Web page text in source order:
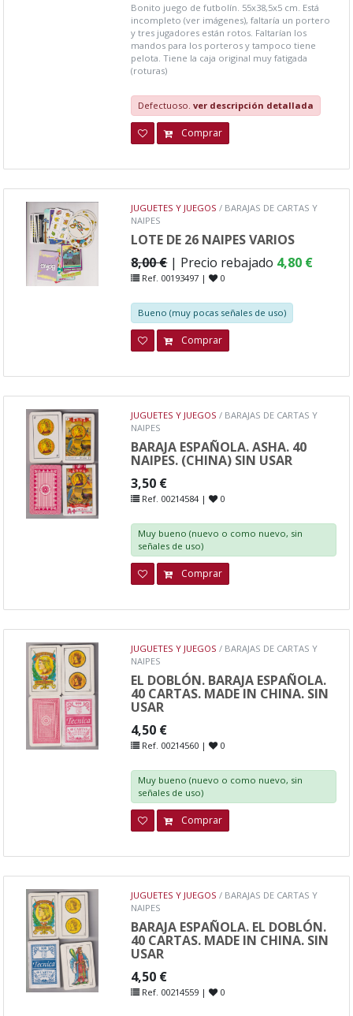
Bonito juego de futbolín. 55x38,5x5 cm. Está
incompleto (ver imágenes), faltaría un portero
y tres jugadores están rotos. Faltarían los
mandos para los porteros y tampoco tiene
pelota. Tiene la caja original muy fatigada
(roturas)
Defectuoso.ver descripción detallada
Comprar
JUGUETES Y JUEGOS / BARAJAS DE CARTAS Y
NAIPES
LOTE DE 26 NAIPES VARIOS
8,00 € | Precio rebajado 4,80 €
Ref. 00193497 | 0
Bueno (muy pocas señales de uso)
Comprar
JUGUETES Y JUEGOS / BARAJAS DE CARTAS Y
NAIPES
BARAJA ESPAÑOLA. ASHA. 40
NAIPES. (CHINA) SIN USAR
3,50 €
Ref. 00214584 | 0
Muy bueno (nuevo o como nuevo, sin
señales de uso)
Comprar
JUGUETES Y JUEGOS / BARAJAS DE CARTAS Y
NAIPES
EL DOBLÓN. BARAJA ESPAÑOLA.
40 CARTAS. MADE IN CHINA. SIN
USAR
4,50 €
Ref. 00214560 | 0
Muy bueno (nuevo o como nuevo, sin
señales de uso)
Comprar
JUGUETES Y JUEGOS / BARAJAS DE CARTAS Y
NAIPES
BARAJA ESPAÑOLA. EL DOBLÓN.
40 CARTAS. MADE IN CHINA. SIN
USAR
4,50 €
Ref. 00214559 | 0